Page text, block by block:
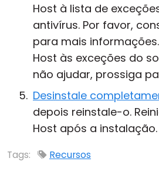
Host à lista de
antivírus. Por favor,
para mais
Host às exceções do
não ajudar, prossiga
Desinstale
depois reinstale-o.
Host após a instalação.
Tags: Recursos